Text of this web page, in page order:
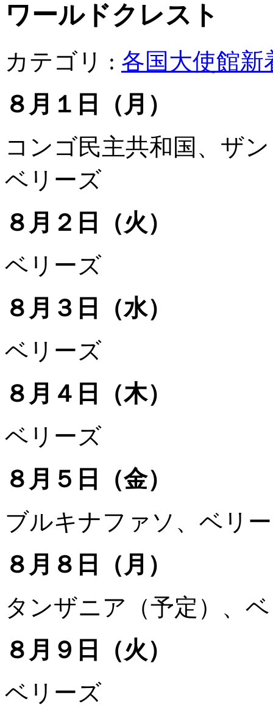
ワールドクレスト
カテゴリ : 各国大使館新
８月１日（月）
コンゴ民主共和国、ザ
ベリーズ
８月２日（火）
ベリーズ
８月３日（水）
ベリーズ
８月４日（木）
ベリーズ
８月５日（金）
ブルキナファソ、ベリ
８月８日（月）
タンザニア（予定）、
８月９日（火）
ベリーズ